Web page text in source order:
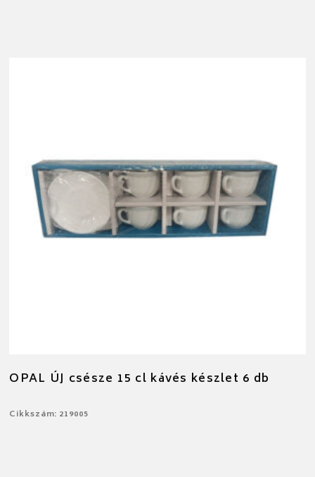
OPAL ÚJ csésze 15 cl kávés készlet 6 db
Cikkszám: 219005